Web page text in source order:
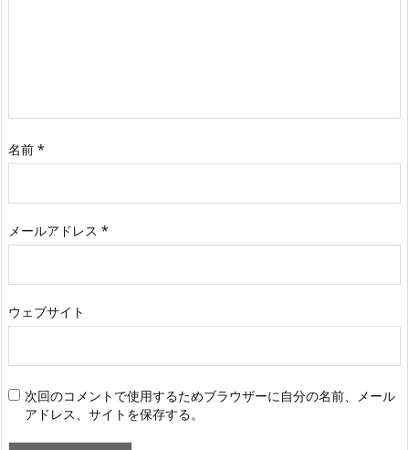
名前 *
メールアドレス *
ウェブサイト
次回のコメントで使用するためブラウザーに自分の名前、メール
アドレス、サイトを保存する。